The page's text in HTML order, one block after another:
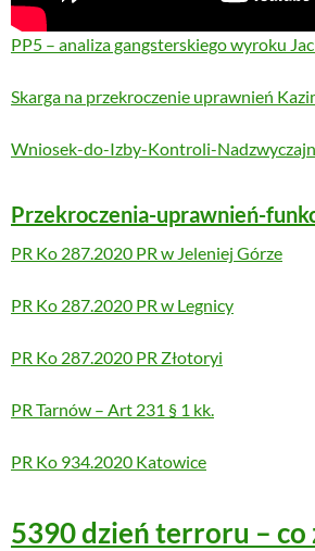
PP5 – analiza gangsterskiego wyroku
Skarga na przekroczenie uprawnień
Wniosek-do-Izby-Kontroli-
Przekroczenia-uprawnień-
PR Ko 287.2020 PR w Jeleniej Górze
PR Ko 287.2020 PR w Legnicy
PR Ko 287.2020 PR Złotoryi
PR Tarnów – Art 231 § 1 kk.
PR Ko 934.2020 Katowice
5390 dzień terroru – co